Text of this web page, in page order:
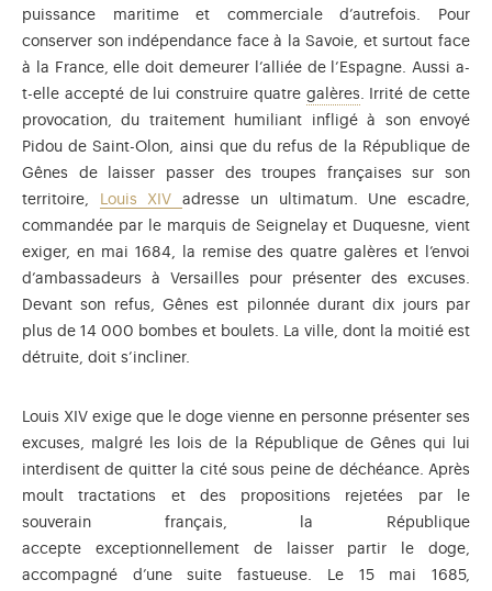
onglet)
nouvel onglet)
fenêtre modale)
de l'application (ouverture dans un nouvel onglet)
puissance maritime et commerciale d’autrefois. Pour
conserver son indépendance face à la Savoie, et surtout face
à la France, elle doit demeurer l’alliée de l’Espagne. Aussi a-
t-elle accepté de lui construire quatre galèresA voiles et
. Irrité de cette
provocation, du traitement humiliant infligé à son envoyé
Pidou de Saint-Olon, ainsi que du refus de la République de
Gênes de laisser passer des troupes françaises sur son
territoire,
Louis XIVadresse un ultimatum. Une escadre,
commandée par le marquis de Seignelay et Duquesne, vient
exiger, en mai 1684, la remise des quatre galères et l’envoi
d’ambassadeurs à Versailles pour présenter des excuses.
Devant son refus, Gênes est pilonnée durant dix jours par
plus de 14 000 bombes et boulets. La ville, dont la moitié est
détruite, doit s’incliner.
Louis XIV exige que le doge vienne en personne présenter ses
excuses, malgré les lois de la République de Gênes qui lui
interdisent de quitter la cité sous peine de déchéance. Après
moult tractations et des propositions rejetées par le
souverain français, la République
accepte exceptionnellement de laisser partir le doge,
accompagné d’une suite fastueuse. Le 15 mai 1685,